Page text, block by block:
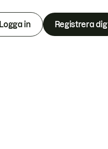
Logga in Registrera dig